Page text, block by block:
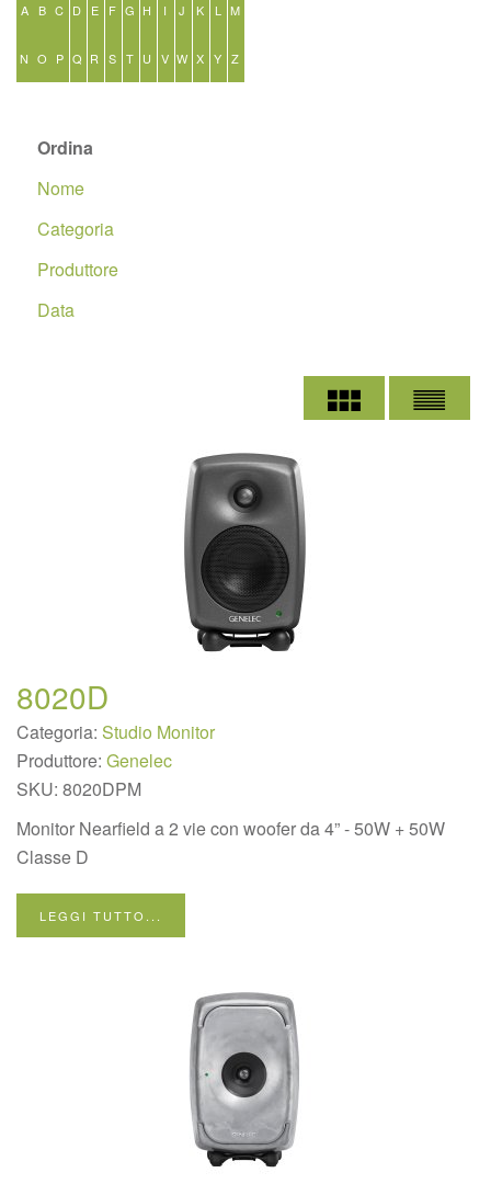
A B C D E F G H I J K L M
N O P Q R S T U V W X Y Z
Ordina
Nome
Categoria
Produttore
Data
8020D
Categoria: Studio Monitor
Produttore: Genelec
SKU: 8020DPM
Monitor Nearfield a 2 vie con woofer da 4” - 50W + 50W
Classe D
LEGGI TUTTO...